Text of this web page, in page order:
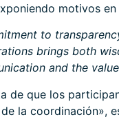
motivos
to
brings both
and the
de que los
la coordinación»,